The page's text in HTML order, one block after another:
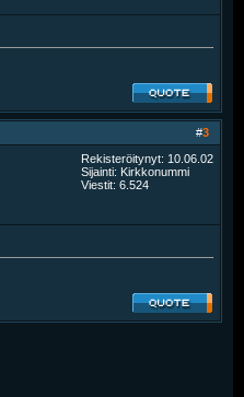
#3
Rekisteröitynyt: 10.06.02
Sijainti: Kirkkonummi
Viestit: 6.524